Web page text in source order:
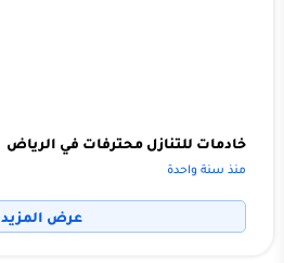
خادمات للتنازل محترفات في الرياض
منذ سنة واحدة
عرض المزيد